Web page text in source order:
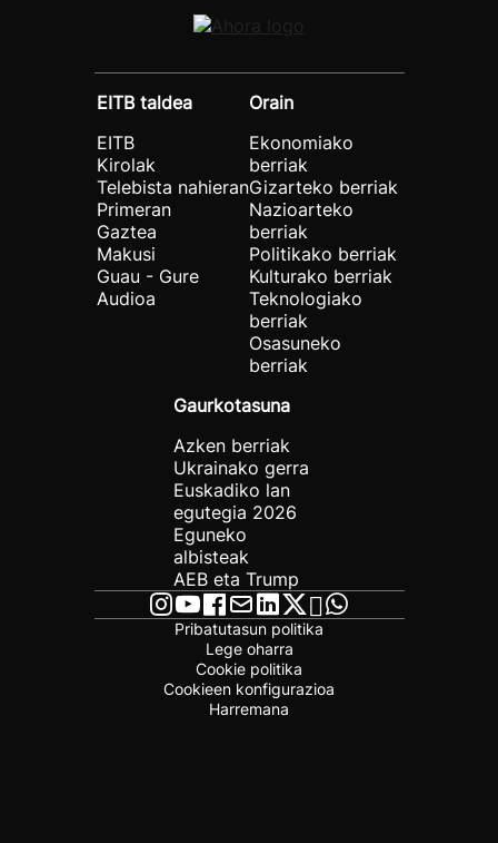
EITB taldea
EITB
Kirolak
Telebista nahieran
Primeran
Gaztea
Makusi
Guau - Gure
Audioa
Orain
Ekonomiako
berriak
Gizarteko berriak
Nazioarteko
berriak
Politikako berriak
Kulturako berriak
Teknologiako
berriak
Osasuneko
berriak
Gaurkotasuna
Azken berriak
Ukrainako gerra
Euskadiko lan
egutegia 2026
Eguneko
albisteak
AEB eta Trump
Pribatutasun politika
Lege oharra
Cookie politika
Cookieen konfigurazioa
Harremana